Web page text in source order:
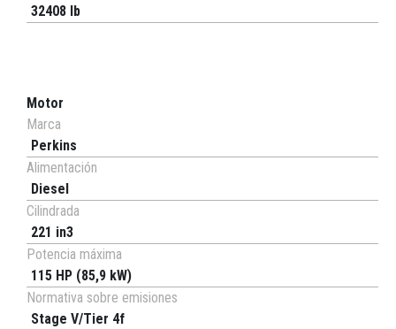
32408 lb
Motor
Marca
Perkins
Alimentación
Diesel
Cilindrada
221 in3
Potencia máxima
115 HP (85,9 kW)
Normativa sobre emisiones
Stage V/Tier 4f